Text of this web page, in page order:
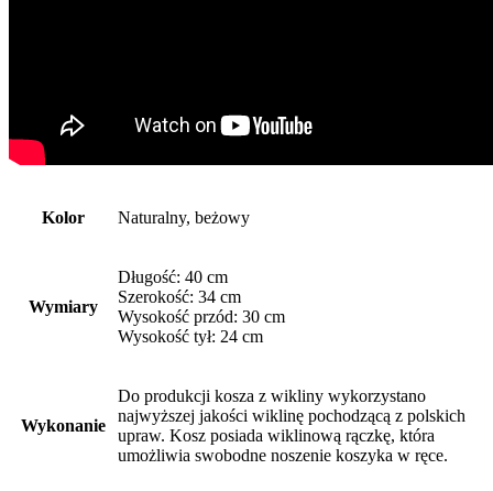
Kolor Naturalny, beżowy
Wymiary
Długość: 40 cm
Szerokość: 34 cm
Wysokość przód: 30 cm
Wysokość tył: 24 cm
Wykonanie
Do produkcji kosza z wikliny wykorzystano
najwyższej jakości wiklinę pochodzącą z polskich
upraw. Kosz posiada wiklinową rączkę, która
umożliwia swobodne noszenie koszyka w ręce.